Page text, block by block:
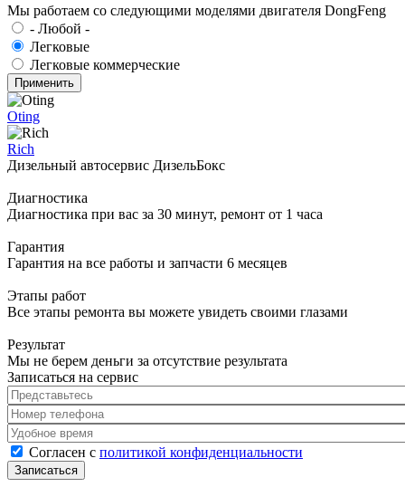
Мы работаем со следующими моделями двигателя DongFeng
- Любой -
Легковые
Легковые коммерческие
Oting
Rich
Дизельный автосервис ДизельБокс
Диагностика
Диагностика при вас за 30 минут, ремонт от 1 часа
Гарантия
Гарантия на все работы и запчасти 6 месяцев
Этапы работ
Все этапы ремонта вы можете увидеть своими глазами
Результат
Мы не берем деньги за отсутствие результата
Записаться на сервис
Представьтесь
Номер телефона
Удобное время
Согласен с политикой конфиденциальности*
Согласен с политикой конфиденциальности